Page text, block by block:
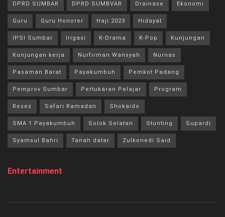
DPRD SUMBAR DPRD SUMBVAR Drainase Ekonomi
Guru Guru Honorer Haji 2023 Hidayat
IPSI Sumbar Irigasi K-Drama K-Pop Kunjungan
Kunjungan kerja Nurfirman Wansyah Nurnas
Pasaman Barat Payakumbuh Pemkot Padang
Pemprov Sumbar Pertukaran Pelajar Program
Reses Safari Ramadan Shokaido
SMA 1 Payakumbuh Solok Selatan Stunting Supardi
Syamsul Bahri Tanah datar Zulkenedi Said
Entertainment